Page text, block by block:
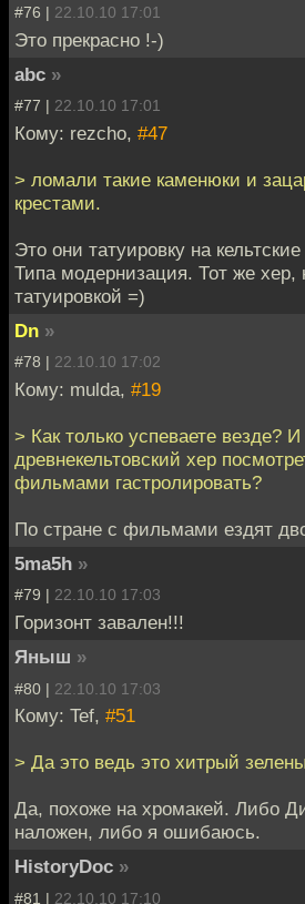
#76 | 22.10.10 17:01
Это прекрасно !-)
abc »
#77 | 22.10.10 17:01
Кому: rezcho, #47
> ломали такие каменюки и
крестами.
Это они татуировку на
Типа модернизация. Тот же
татуировкой =)
Dn »
#78 | 22.10.10 17:02
Кому: mulda, #19
> Как только успеваете везде? И
древнекельтовский хер
фильмами гастролировать?
По стране с фильмами ездят
5ma5h »
#79 | 22.10.10 17:03
Горизонт завален!!!
Яныш »
#80 | 22.10.10 17:03
Кому: Tef, #51
> Да это ведь это хитрый
Да, похоже на хромакей. Либо
наложен, либо я ошибаюсь.
HistoryDoc »
#81 | 22.10.10 17:10